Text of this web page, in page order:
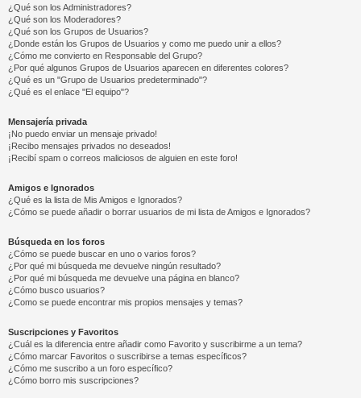
¿Qué son los Administradores?
¿Qué son los Moderadores?
¿Qué son los Grupos de Usuarios?
¿Donde están los Grupos de Usuarios y como me puedo unir a ellos?
¿Cómo me convierto en Responsable del Grupo?
¿Por qué algunos Grupos de Usuarios aparecen en diferentes colores?
¿Qué es un "Grupo de Usuarios predeterminado"?
¿Qué es el enlace "El equipo"?
Mensajería privada
¡No puedo enviar un mensaje privado!
¡Recibo mensajes privados no deseados!
¡Recibí spam o correos maliciosos de alguien en este foro!
Amigos e Ignorados
¿Qué es la lista de Mis Amigos e Ignorados?
¿Cómo se puede añadir o borrar usuarios de mi lista de Amigos e Ignorados?
Búsqueda en los foros
¿Cómo se puede buscar en uno o varios foros?
¿Por qué mi búsqueda me devuelve ningún resultado?
¿Por qué mi búsqueda me devuelve una página en blanco?
¿Cómo busco usuarios?
¿Como se puede encontrar mis propios mensajes y temas?
Suscripciones y Favoritos
¿Cuál es la diferencia entre añadir como Favorito y suscribirme a un tema?
¿Cómo marcar Favoritos o suscribirse a temas específicos?
¿Cómo me suscribo a un foro específico?
¿Cómo borro mis suscripciones?